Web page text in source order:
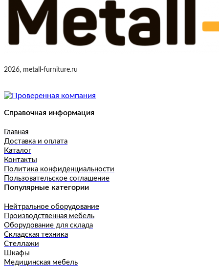
2026, metall-furniture.ru
Справочная информация
Главная
Доставка и оплата
Каталог
Контакты
Политика конфиденциальности
Пользовательское соглашение
Популярные категории
Нейтральное оборудование
Производственная мебель
Оборудование для склада
Складская техника
Стеллажи
Шкафы
Медицинская мебель